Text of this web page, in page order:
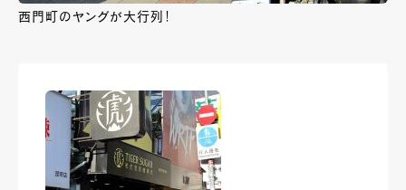
西門町のヤングが大行列！